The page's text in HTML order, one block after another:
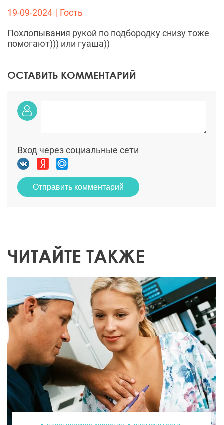
19-09-2024 | Гость
Похлопывания рукой по подбородку снизу тоже
помогают))) или гуаша))
ОСТАВИТЬ КОММЕНТАРИЙ
Вход через социальные сети
Отправить комментарий
ЧИТАЙТЕ ТАКЖЕ